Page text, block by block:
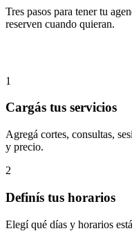
Tres pasos para tener tu
reserven cuando quieran.
1
Cargás tus servicios
Agregá cortes, consultas,
y precio.
2
Definís tus horarios
Elegí qué días y horarios